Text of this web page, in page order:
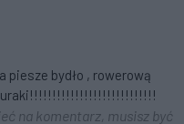
piesze bydło , rowerową
buraki!!!!!!!!!!!!!!!!!!!!!!!!!!!!
na komentarz, musisz być